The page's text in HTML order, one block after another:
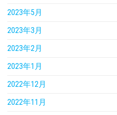
2023年5月
2023年3月
2023年2月
2023年1月
2022年12月
2022年11月